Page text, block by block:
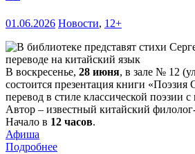
01.06.2026 Новости, 12+
В воскресенье, 28 июня, в зале № 12
состоится презентация книги
перевод в стиле классической поэзии
Автор – известный китайский
Начало в 12 часов.
Афиша
Подробнее